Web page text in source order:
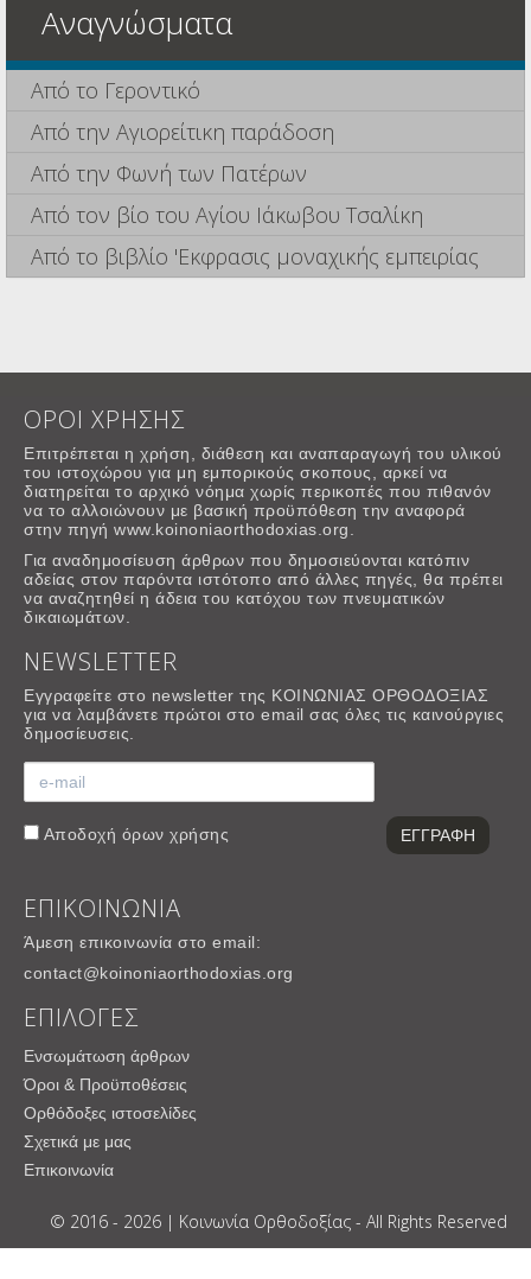
Αναγνώσματα
Από το Γεροντικό
Από την Αγιορείτικη παράδοση
Από την Φωνή των Πατέρων
Από τον βίο του Αγίου Ιάκωβου Τσαλίκη
Από το βιβλίο 'Εκφρασις μοναχικής εμπειρίας
ΟΡΟΙ ΧΡΗΣΗΣ
Επιτρέπεται η χρήση, διάθεση και αναπαραγωγή του υλικού
του ιστοχώρου για μη εμπορικούς σκοπους, αρκεί να
διατηρείται το αρχικό νόημα χωρίς περικοπές που πιθανόν
να το αλλοιώνουν με βασική προϋπόθεση την αναφορά
στην πηγή www.koinoniaorthodoxias.org.
Για αναδημοσίευση άρθρων που δημοσιεύονται κατόπιν
αδείας στον παρόντα ιστότοπο από άλλες πηγές, θα πρέπει
να αναζητηθεί η άδεια του κατόχου των πνευματικών
δικαιωμάτων.
NEWSLETTER
Εγγραφείτε στο newsletter της ΚΟΙΝΩΝΙΑΣ ΟΡΘΟΔΟΞΙΑΣ
για να λαμβάνετε πρώτοι στο email σας όλες τις καινούργιες
δημοσίευσεις.
Αποδοχή όρων χρήσης
ΕΠΙΚΟΙΝΩΝΙΑ
Άμεση επικοινωνία στο email:
contact@koinoniaorthodoxias.org
ΕΠΙΛΟΓΕΣ
Ενσωμάτωση άρθρων
Όροι & Προϋποθέσεις
Ορθόδοξες ιστοσελίδες
Σχετικά με μας
Επικοινωνία
© 2016 - 2026 | Κοινωνία Ορθοδοξίας - All Rights Reserved